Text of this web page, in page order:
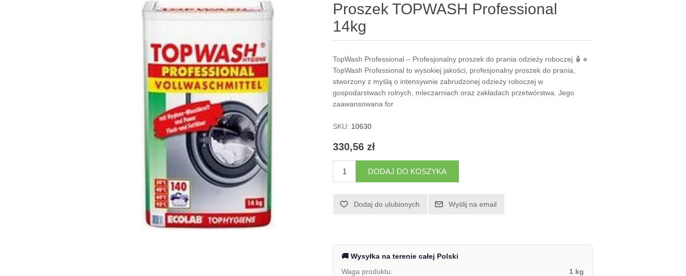
Proszek TOPWASH Professional
14kg
TopWash Professional – Profesjonalny proszek do prania odzieży roboczej 🧴🔹
TopWash Professional to wysokiej jakości, profesjonalny proszek do prania,
stworzony z myślą o intensywnie zabrudzonej odzieży roboczej w
gospodarstwach rolnych, mleczarniach oraz zakładach przetwórstwa. Jego
zaawansowana for
SKU: 10630
330,56 zł
DODAJ DO KOSZYKA
Dodaj do ulubionych Wyślij na email
🚚 Wysyłka na terenie całej Polski
Waga produktu:
1 kg